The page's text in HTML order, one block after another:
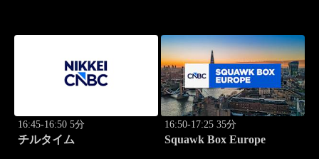
16:45-16:50 5分
チルタイム
16:50-17:25 35分
Squawk Box Europe